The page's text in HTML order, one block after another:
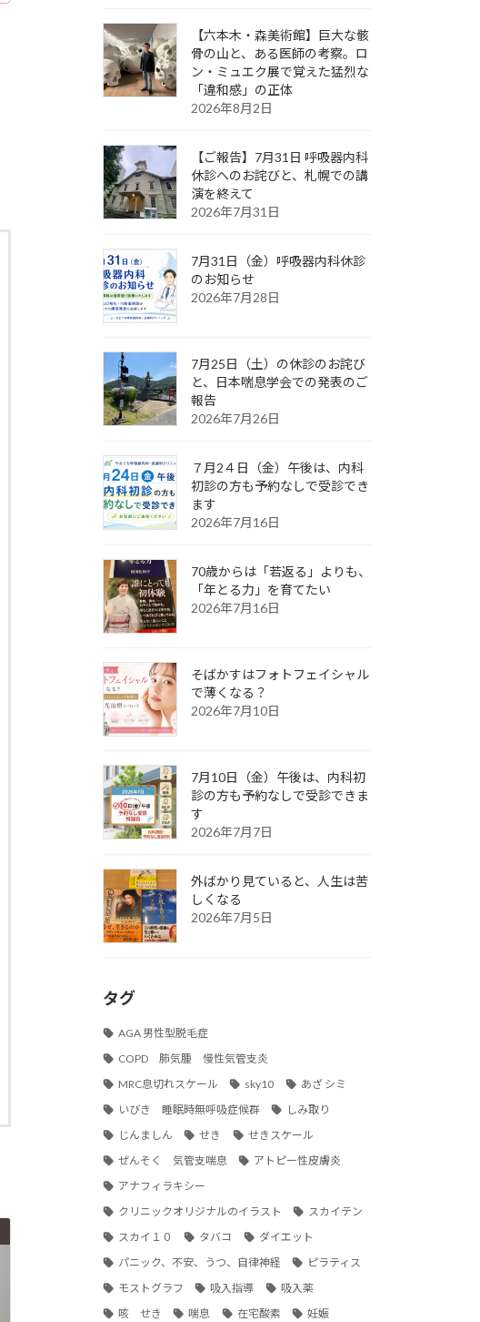
【六本木・森美術館】巨大な骸
骨の山と、ある医師の考察。ロ
ン・ミュエク展で覚えた猛烈な
「違和感」の正体
2026年8月2日
【ご報告】7月31日 呼吸器内科
休診へのお詫びと、札幌での講
演を終えて
2026年7月31日
7月31日（金）呼吸器内科休診
のお知らせ
2026年7月28日
7月25日（土）の休診のお詫び
と、日本喘息学会での発表のご
報告
2026年7月26日
７月2４日（金）午後は、内科
初診の方も予約なしで受診でき
ます
2026年7月16日
70歳からは「若返る」よりも、
「年とる力」を育てたい
2026年7月16日
そばかすはフォトフェイシャル
で薄くなる？
2026年7月10日
7月10日（金）午後は、内科初
診の方も予約なしで受診できま
す
2026年7月7日
外ばかり見ていると、人生は苦
しくなる
2026年7月5日
タグ
AGA 男性型脱毛症
COPD 肺気腫 慢性気管支炎
MRC息切れスケール
sky10
あざ シミ
いびき 睡眠時無呼吸症候群
しみ取り
じんましん
せき
せきスケール
ぜんそく 気管支喘息
アトピー性皮膚炎
アナフィラキシー
クリニックオリジナルのイラスト
スカイテン
スカイ１０
タバコ
ダイエット
パニック、不安、うつ、自律神経
ピラティス
モストグラフ
吸入指導
吸入薬
咳 せき
喘息 在宅酸素
妊娠